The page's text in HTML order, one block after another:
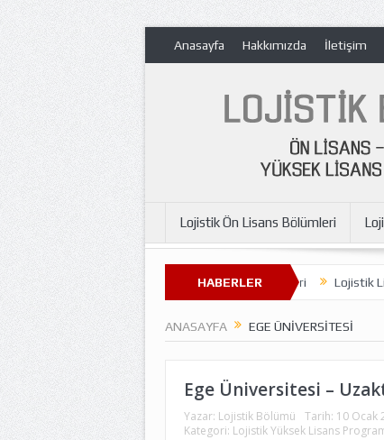
Anasayfa Hakkımızda İletişim
Lojistik Ön Lisans Bölümleri
HABERLER
Lojistik Bölümü Lojistik Ön Lisans Bölümleri Lojistik
ANASAYFA EGE ÜNIVERSITESI
Ege Üniversitesi –
Yazar: Lojistik Bölümü Tarih: 10 Ocak
Kategori: Lojistik Yüksek Lisans